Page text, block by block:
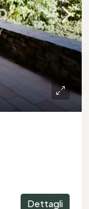
Dettagli